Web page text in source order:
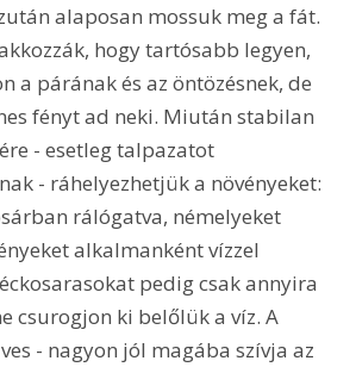
alaposan mossuk meg a fát.
hogy tartósabb legyen,
a párának és az öntözésnek, de
fényt ad neki. Miután stabilan
- esetleg talpazatot
- ráhelyezhetjük a növényeket:
rálógatva, némelyeket
alkalmanként vízzel
pedig csak annyira
csurogjon ki belőlük a víz. A
- nagyon jól magába szívja az